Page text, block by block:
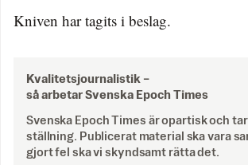
Kniven har tagits i beslag.
Kvalitetsjournalistik –
så arbetar Svenska Epoch Times
Svenska Epoch Times är opartisk och
ställning. Publicerat material ska vara
gjort fel ska vi skyndsamt rätta det.